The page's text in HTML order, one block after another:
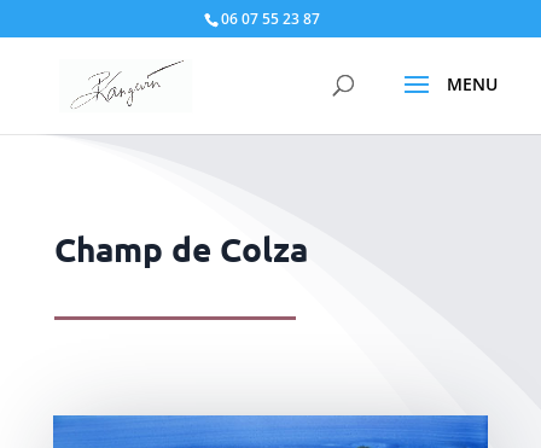
06 07 55 23 87
Champ de Colza